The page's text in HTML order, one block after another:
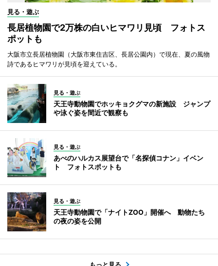
見る・遊ぶ
長居植物園で2万株の白いヒマワリ見頃 フォトス
ポットも
大阪市立長居植物園（大阪市東住吉区、長居公園内）で現在、夏の風物
詩であるヒマワリが見頃を迎えている。
見る・遊ぶ
天王寺動物園でホッキョクグマの新施設 ジャンプ
や泳ぐ姿を間近で観察も
見る・遊ぶ
あべのハルカス展望台で「名探偵コナン」イベン
ト フォトスポットも
見る・遊ぶ
天王寺動物園で「ナイトZOO」開催へ 動物たち
の夜の姿を公開